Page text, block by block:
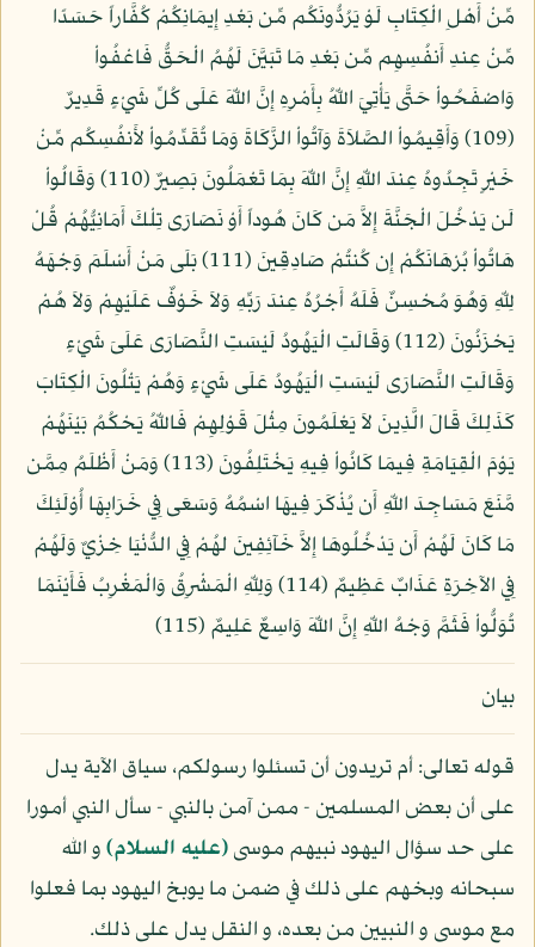
مِّنْ أَهْلِ الْكِتَابِ لَوْ يَرُدُّونَكُم مِّن بَعْدِ إِيمَانِكُمْ كُفَّاراً حَسَدًا
مِّنْ عِندِ أَنفُسِهِم مِّن بَعْدِ مَا تَبَيَّنَ لَهُمُ الْحَقُّ فَاعْفُواْ
وَاصْفَحُواْ حَتَّى يَأْتِيَ اللّهُ بِأَمْرِهِ إِنَّ اللّهَ عَلَى كُلِّ شَيْءٍ قَدِيرٌ
(109) وَأَقِيمُواْ الصَّلاَةَ وَآتُواْ الزَّكَاةَ وَمَا تُقَدِّمُواْ لأَنفُسِكُم مِّنْ
خَيْرٍ تَجِدُوهُ عِندَ اللّهِ إِنَّ اللّهَ بِمَا تَعْمَلُونَ بَصِيرٌ (110) وَقَالُواْ
لَن يَدْخُلَ الْجَنَّةَ إِلاَّ مَن كَانَ هُوداً أَوْ نَصَارَى تِلْكَ أَمَانِيُّهُمْ قُلْ
هَاتُواْ بُرْهَانَكُمْ إِن كُنتُمْ صَادِقِينَ (111) بَلَى مَنْ أَسْلَمَ وَجْهَهُ
لِلّهِ وَهُوَ مُحْسِنٌ فَلَهُ أَجْرُهُ عِندَ رَبِّهِ وَلاَ خَوْفٌ عَلَيْهِمْ وَلاَ هُمْ
يَحْزَنُونَ (112) وَقَالَتِ الْيَهُودُ لَيْسَتِ النَّصَارَى عَلَىَ شَيْءٍ
وَقَالَتِ النَّصَارَى لَيْسَتِ الْيَهُودُ عَلَى شَيْءٍ وَهُمْ يَتْلُونَ الْكِتَابَ
كَذَلِكَ قَالَ الَّذِينَ لاَ يَعْلَمُونَ مِثْلَ قَوْلِهِمْ فَاللّهُ يَحْكُمُ بَيْنَهُمْ
يَوْمَ الْقِيَامَةِ فِيمَا كَانُواْ فِيهِ يَخْتَلِفُونَ (113) وَمَنْ أَظْلَمُ مِمَّن
مَّنَعَ مَسَاجِدَ اللّهِ أَن يُذْكَرَ فِيهَا اسْمُهُ وَسَعَى فِي خَرَابِهَا أُوْلَئِكَ
مَا كَانَ لَهُمْ أَن يَدْخُلُوهَا إِلاَّ خَآئِفِينَ لهُمْ فِي الدُّنْيَا خِزْيٌ وَلَهُمْ
فِي الآخِرَةِ عَذَابٌ عَظِيمٌ (114) وَلِلّهِ الْمَشْرِقُ وَالْمَغْرِبُ فَأَيْنَمَا
تُوَلُّواْ فَثَمَّ وَجْهُ اللّهِ إِنَّ اللّهَ وَاسِعٌ عَلِيمٌ (115)
بيان
قوله تعالى: أم تريدون أن تسئلوا رسولكم، سياق الآية يدل
على أن بعض المسلمين - ممن آمن بالنبي - سأل النبي أمورا
على حد سؤال اليهود نبيهم موسى(عليه السلام)و الله
سبحانه وبخهم على ذلك في ضمن ما يوبخ اليهود بما فعلوا
مع موسى و النبيين من بعده، و النقل يدل على ذلك.